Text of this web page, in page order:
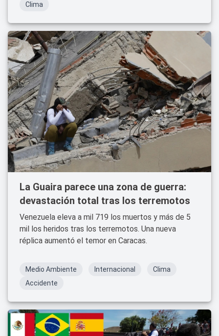
Clima
La Guaira parece una zona de guerra:
devastación total tras los terremotos
Venezuela eleva a mil 719 los muertos y más de 5
mil los heridos tras los terremotos. Una nueva
réplica aumentó el temor en Caracas.
Medio Ambiente Internacional
Clima
Accidente